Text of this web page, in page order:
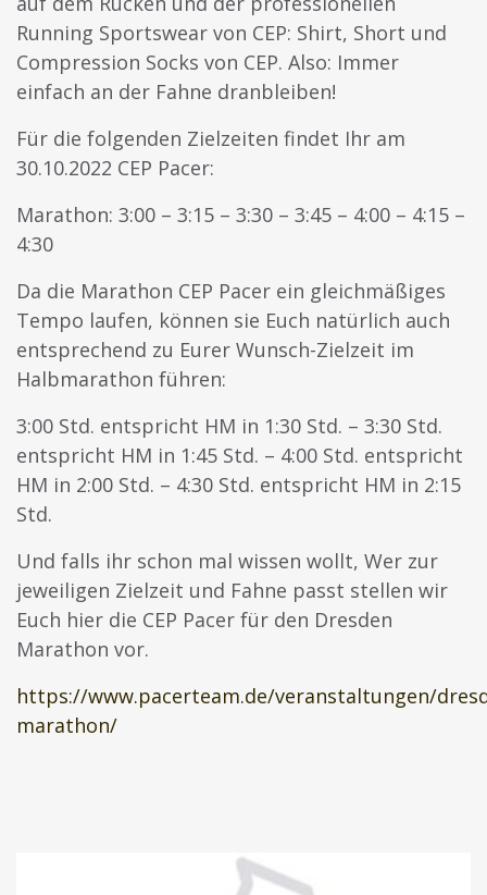
Running Sportswear von CEP: Shirt, Short und
Compression Socks von CEP. Also: Immer
einfach an der Fahne dranbleiben!
Für die folgenden Zielzeiten findet Ihr am
30.10.2022 CEP Pacer:
Marathon: 3:00 – 3:15 – 3:30 – 3:45 – 4:00 – 4:15 –
4:30
Da die Marathon CEP Pacer ein gleichmäßiges
Tempo laufen, können sie Euch natürlich auch
entsprechend zu Eurer Wunsch-Zielzeit im
Halbmarathon führen:
3:00 Std. entspricht HM in 1:30 Std. – 3:30 Std.
entspricht HM in 1:45 Std. – 4:00 Std. entspricht
HM in 2:00 Std. – 4:30 Std. entspricht HM in 2:15
Std.
Und falls ihr schon mal wissen wollt, Wer zur
jeweiligen Zielzeit und Fahne passt stellen wir
Euch hier die CEP Pacer für den Dresden
Marathon vor.
https://www.pacerteam.de/veranstaltungen/
marathon/